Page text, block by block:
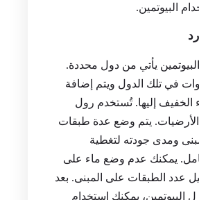
البيوتمين.
يأتي من دول محددة.
في تلك الدول ويتم إضافة
الخفيف إليها. تُستخدم رول
يتم وضع عدة طبقات
ومدى جودته لتغطية
يمكنك عدم وضع ماء على
عدد الطبقات على المبنى. بعد
البيوتمين، يمكنك استخدام